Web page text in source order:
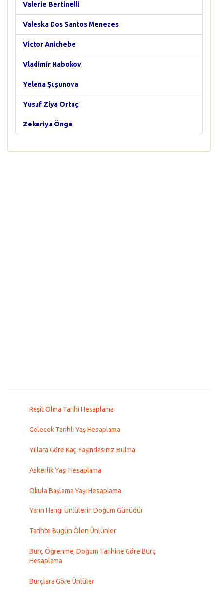
Valerie Bertinelli
Valeska Dos Santos Menezes
Victor Anichebe
Vladimir Nabokov
Yelena Şuşunova
Yusuf Ziya Ortaç
Zekeriya Önge
Reşit Olma Tarihi Hesaplama
Gelecek Tarihli Yaş Hesaplama
Yıllara Göre Kaç Yaşındasınız Bulma
Askerlik Yaşı Hesaplama
Okula Başlama Yaşı Hesaplama
Yarın Hangi Ünlülerin Doğum Günüdür
Tarihte Bugün Ölen Ünlünler
Burç Öğrenme, Doğum Tarihine Göre Burç
Hesaplama
Burçlara Göre Ünlüler